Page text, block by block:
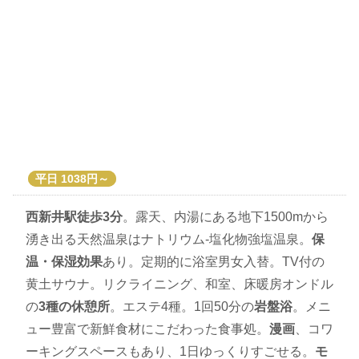
平日 1038円～
西新井駅徒歩3分。露天、内湯にある地下1500mから
湧き出る天然温泉はナトリウム-塩化物強塩温泉。 保
温・保湿効果あり。定期的に浴室男女入替。TV付の
黄土サウナ。リクライニング、和室、床暖房オンドル
の3種の休憩所。エステ4種。1回50分の岩盤浴。メニ
ュー豊富で新鮮食材にこだわった食事処。 漫画 、コワ
ーキングスペースもあり、1日ゆっくりすごせる。 モ